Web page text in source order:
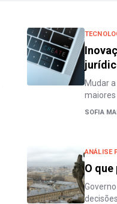
Mudar
SOFIA
ANÁLISE
O